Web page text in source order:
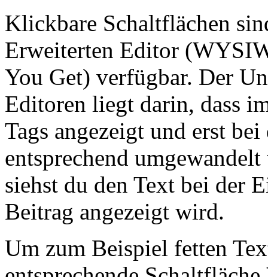
Klickbare Schaltflächen
Erweiterten Editor
You Get) verfügbar. Der
Editoren liegt darin, dass
Tags angezeigt und erst
entsprechend
siehst du den Text bei der
Beitrag angezeigt wird.
Um zum Beispiel fetten